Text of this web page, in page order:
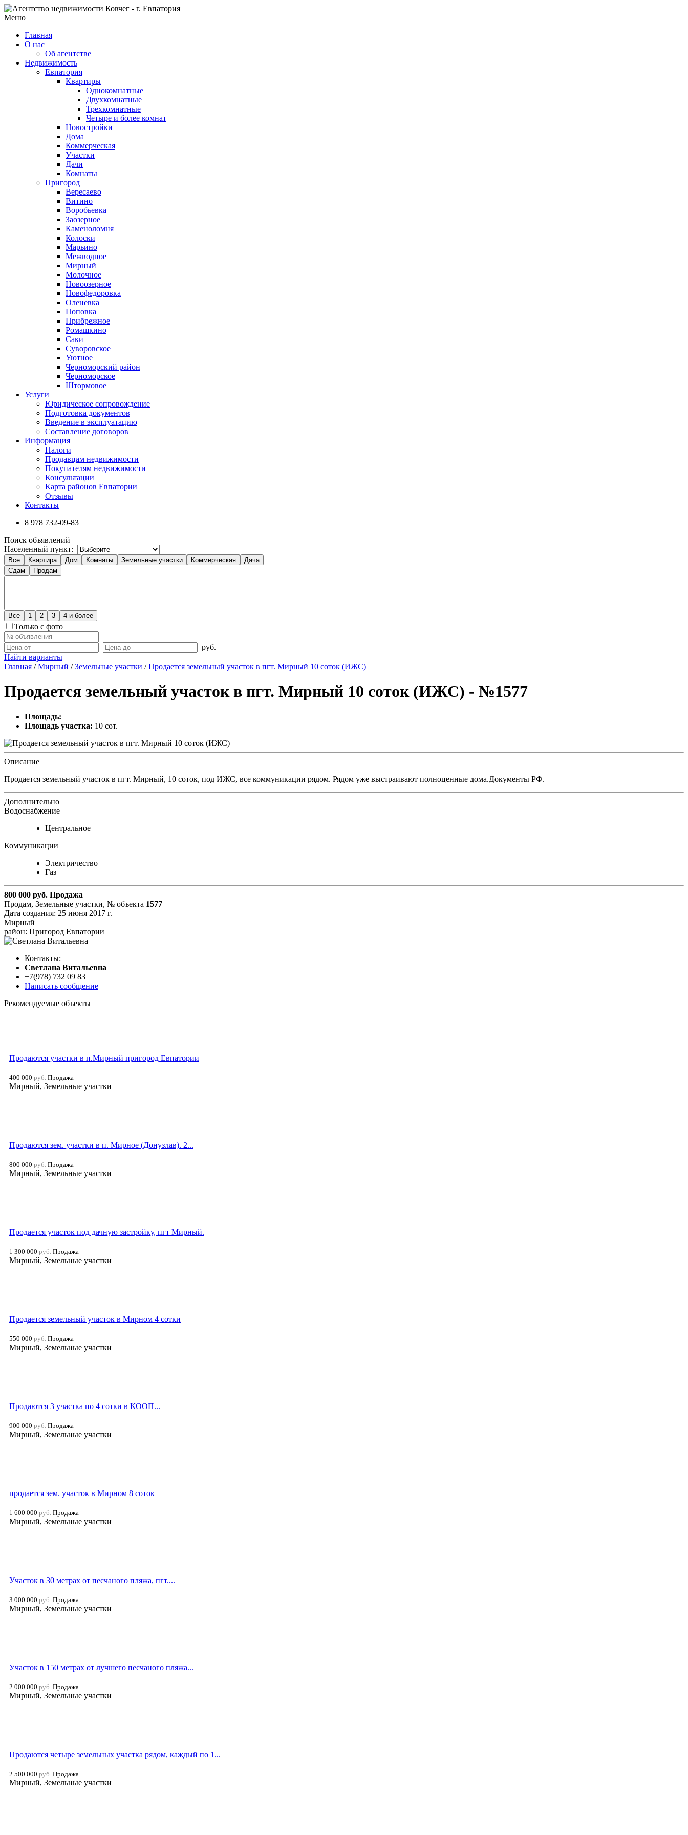
Меню
Главная
О нас
Об агентстве
Недвижимость
Евпатория
Квартиры
Однокомнатные
Двухкомнатные
Трехкомнатные
Четыре и более комнат
Новостройки
Дома
Коммерческая
Участки
Дачи
Комнаты
Пригород
Вересаево
Витино
Воробьевка
Заозерное
Каменоломня
Колоски
Марьино
Межводное
Мирный
Молочное
Новоозерное
Новофедоровка
Оленевка
Поповка
Прибрежное
Ромашкино
Саки
Суворовское
Уютное
Черноморский район
Черноморское
Штормовое
Услуги
Юридическое сопровождение
Подготовка документов
Введение в эксплуатацию
Составление договоров
Информация
Налоги
Продавцам недвижимости
Покупателям недвижимости
Консультации
Карта районов Евпатории
Отзывы
Контакты
8 978 732-09-83
Поиск объявлений
Населенный пункт:
Все Квартира Дом Комнаты Земельные участки Коммерческая
Дача
Сдам
Продам
Все 1 2 3 4 и более
Только с фото
руб.
Найти варианты
Главная /Мирный /Земельные участки /Продается земельный участок в пгт. Мирный 10 соток (ИЖС)
Продается земельный участок в пгт. Мирный 10 соток (ИЖС) - №1577
Площадь:
Площадь участка: 10 сот.
Описание
Продается земельный участок в пгт. Мирный, 10 соток, под ИЖС, все коммуникации рядом. Рядом уже выстраивают полноценные дома.Документы РФ.
Дополнительно
Водоснабжение
Центральное
Коммуникации
Электричество
Газ
800 000 руб. Продажа
Продам, Земельные участки, № объекта 1577
Дата создания: 25 июня 2017 г.
Мирный
район: Пригород Евпатории
Контакты:
Cветлана Витальевна
+7(978) 732 09 83
Написать сообщение
Рекомендуемые объекты
Продаются участки в п.Мирный пригород Евпатории
400 000 руб. Продажа
Мирный, Земельные участки
Продаются зем. участки в п. Мирное (Донузлав). 2...
800 000 руб. Продажа
Мирный, Земельные участки
Продается участок под дачную застройку, пгт Мирный.
1 300 000 руб. Продажа
Мирный, Земельные участки
Продается земельный участок в Мирном 4 сотки
550 000 руб. Продажа
Мирный, Земельные участки
Продаются 3 участка по 4 сотки в КООП...
900 000 руб. Продажа
Мирный, Земельные участки
продается зем. участок в Мирном 8 соток
1 600 000 руб. Продажа
Мирный, Земельные участки
Участок в 30 метрах от песчаного пляжа, пгт....
3 000 000 руб. Продажа
Мирный, Земельные участки
Участок в 150 метрах от лучшего песчаного пляжа...
2 000 000 руб. Продажа
Мирный, Земельные участки
Продаются четыре земельных участка рядом, каждый по 1...
2 500 000 руб. Продажа
Мирный, Земельные участки